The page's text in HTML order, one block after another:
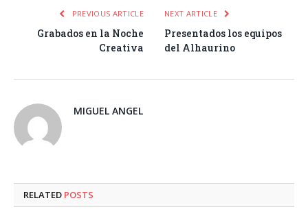
PREVIOUS ARTICLE
Grabados en la Noche
Creativa
NEXT ARTICLE
Presentados los equipos
del Alhaurino
MIGUEL ANGEL
RELATED POSTS